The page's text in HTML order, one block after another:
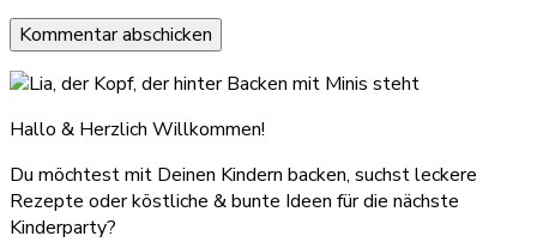
Hallo & Herzlich Willkommen!
Du möchtest mit Deinen Kindern backen, suchst leckere
Rezepte oder köstliche & bunte Ideen für die nächste
Kinderparty?